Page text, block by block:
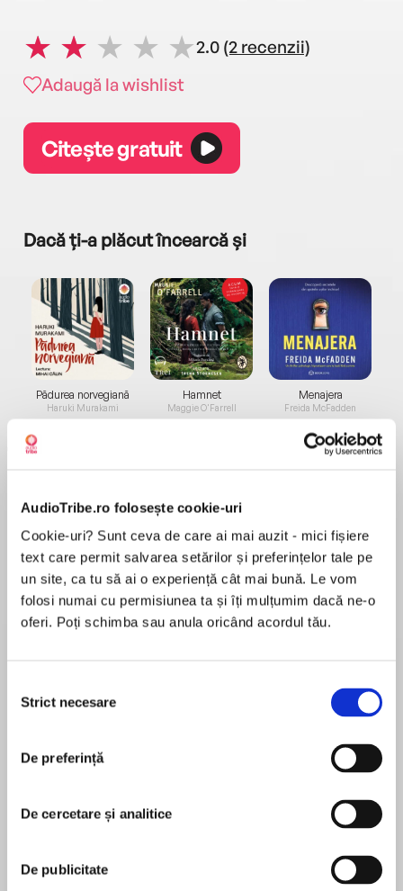
AudioTribe.ro folosește cookie-uri
Cookie-uri? Sunt ceva de care ai mai auzit - mici fișiere
text care permit salvarea setărilor și preferințelor tale pe
un site, ca tu să ai o experiență cât mai bună. Le vom
folosi numai cu permisiunea ta și îți mulțumim dacă ne-o
oferi. Poți schimba sau anula oricând acordul tău.
consimțământului
Strict necesare
De preferință
De cercetare și analitice
De publicitate
2.0 (2 recenzii)
Adaugă la wishlist
Citește gratuit
Dacă ți-a plăcut încearcă și
Pădurea norvegiană
Haruki Murakami
Elita de Argint (Elita
de...
Dani Francis
Hamnet
Maggie O'Farrell
Diavolul se îmbracă de
la...
Lauren Weisberger
Menajera
Freida McFadden
Migdală
Sohn Won-pyung
Bestseller USA Today din prima clipă!
X PERSEFONA, revine în atenția fanilor cu un
fantasy plin de pericol, întuneric și romantism
Căsătoria lor este răzbunarea lui!
va fi și ziua în care își va îngropa sufletul. Pentru
a pune capăt unui război care durează de ani
MAI MULT
pentru această carte